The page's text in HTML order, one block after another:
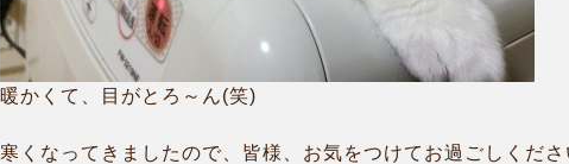
暖かくて、目がとろ～ん(笑)
寒くなってきましたので、皆様、お気をつけてお過ごしくだ